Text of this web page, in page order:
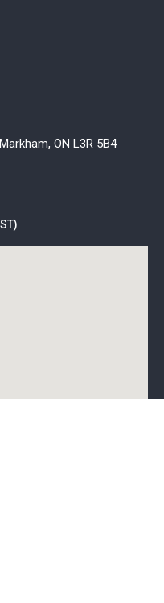
ON L3R 5B4